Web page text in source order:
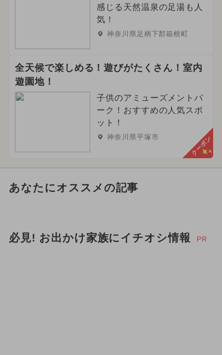
感じる天然温泉の足湯も人
気！
神奈川県足柄下郡箱根町
全天候で楽しめる！遊びがたくさん！室内
遊園地！
子供のアミューズメントパ
ーク！おすすめの人気スポ
ット！
神奈川県平塚市 クーポン
あなたにオススメの記事
必見! お出かけ家族にイチオシ情報 PR